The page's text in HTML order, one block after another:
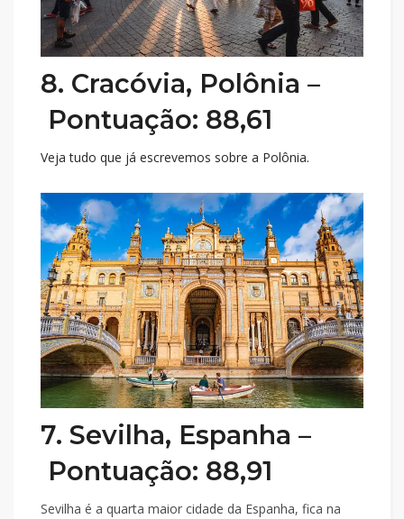
8. Cracóvia, Polônia –
Pontuação: 88,61
Veja tudo que já escrevemos sobre a Polônia.
7. Sevilha, Espanha –
Pontuação: 88,91
Sevilha é a quarta maior cidade da Espanha, fica na